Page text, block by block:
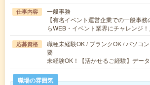
仕事内容
一般事務
【有名イベント運営企業での一般事
らWEB・イベント業界にチャレンジ
応募資格
職種未経験OK / ブランクOK / パソコ
要
未経験OK！【活かせるご経験】デー
職場の雰囲気